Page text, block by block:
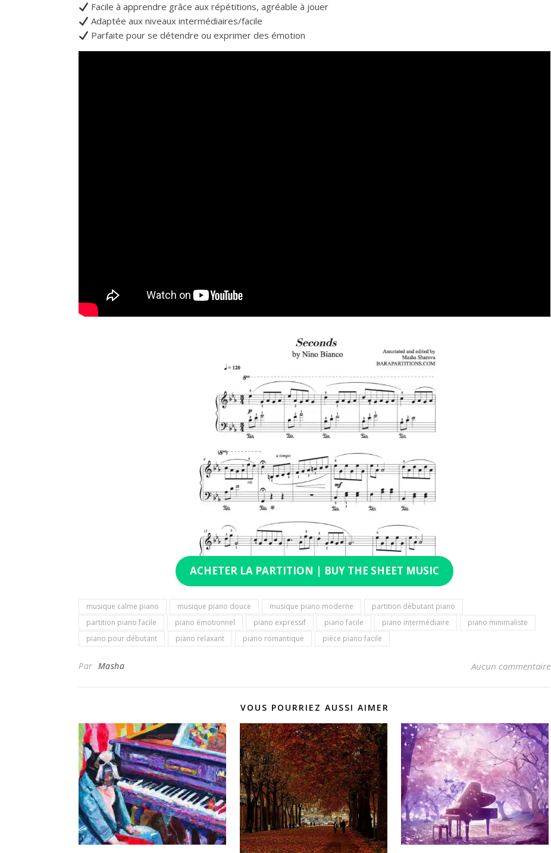
Facile à apprendre grâce aux répétitions, agréable à jouer
Adaptée aux niveaux intermédiaires/facile
Parfaite pour se détendre ou exprimer des émotion
ACHETER LA PARTITION | BUY THE SHEET MUSIC
musique calme piano musique piano douce musique piano moderne
partition débutant piano
partition piano facile
piano émotionnel piano expressif piano facile piano intermédiaire
piano minimaliste
piano pour débutant
piano relaxant piano romantique pièce piano facile
Par Masha Aucun commentaire
VOUS POURRIEZ AUSSI AIMER